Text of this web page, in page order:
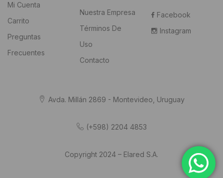
Mi Cuenta
Carrito
Preguntas
Frecuentes
Nuestra Empresa
Términos De
Uso
Contacto
Facebook
Instagram
Avda. Millán 2869 - Montevideo, Uruguay
(+598) 2204 4853
Copyright 2024 – Elared S.A.